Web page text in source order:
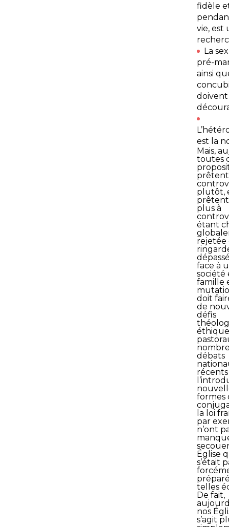
fidèle
vie, est
La
pré-
ainsi
est la
Mais,
toutes
prêtent
plutôt,
plus à
étant
rejetée
face à
société
famille
doit
de
défis
débats
formes
la loi
par
n’ont
Église
s’était
telles
De fait,
nos
s’agit